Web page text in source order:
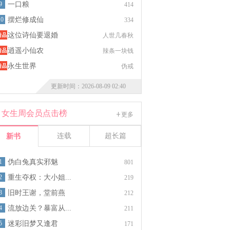
414
一口粮
334
摆烂修成仙
人世几春秋
这位诗仙要退婚
辣条一块钱
逍遥小仙农
伪戒
永生世界
更新时间：2026-08-09 02:40
更多
女生周会员点击榜
新书 连载 超长篇
801
1 伪白兔真实邪魅
219
重生夺权：大小姐...
212
旧时王谢，堂前燕
211
流放边关？暴富从...
171
迷彩旧梦又逢君